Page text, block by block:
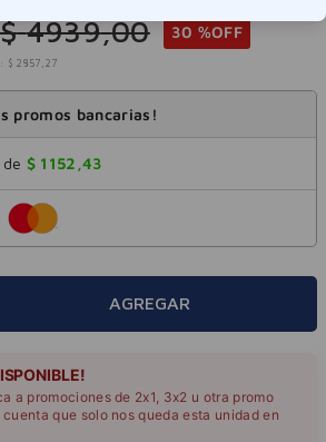
$ 4939,00 30 %OFF
$ 2857 , 27
promos bancarias!
$ 1152 ,43
AGREGAR
a promociones de 2x1, 3x2 u otra promo
que solo nos queda esta unidad en